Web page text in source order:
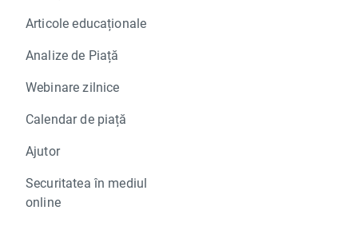
Articole educaționale
Analize de Piață
Webinare zilnice
Calendar de piață
Ajutor
Securitatea în mediul
online